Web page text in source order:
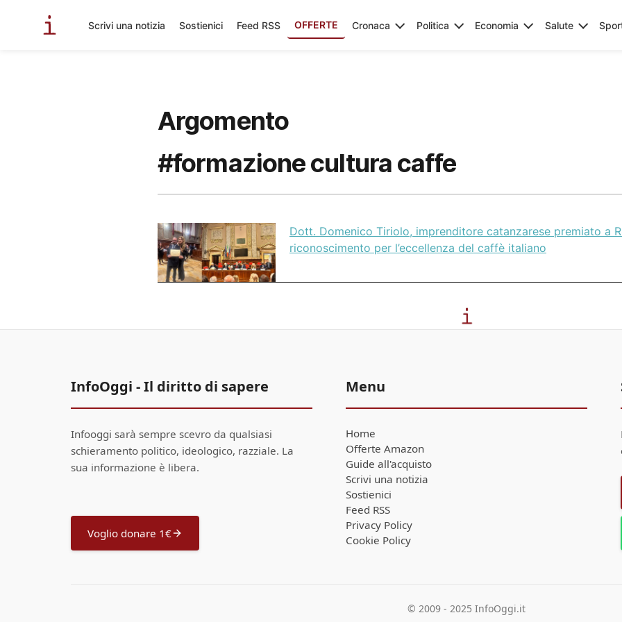
Scrivi una notizia Sostienici Feed RSS OFFERTE Cronaca Politica Economia Salute
Argomento
#formazione cultura caffe
Dott. Domenico Tiriolo, imprenditore catanzarese premiato a
riconoscimento per l’eccellenza del caffè italiano
InfoOggi - Il diritto di sapere
Infooggi sarà sempre scevro da qualsiasi
schieramento politico, ideologico, razziale. La
sua informazione è libera.
Voglio donare 1€
Menu
Home
Offerte Amazon
Guide all'acquisto
Scrivi una notizia
Sostienici
Feed RSS
Privacy Policy
Cookie Policy
© 2009 - 2025 InfoOggi.it